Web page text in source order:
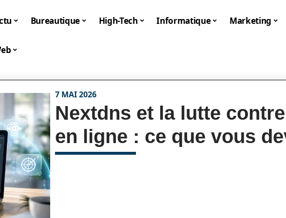
Bureautique High-Tech Informatique Marketing
7 MAI 2026
Nextdns et la lutte
en ligne : ce que vous